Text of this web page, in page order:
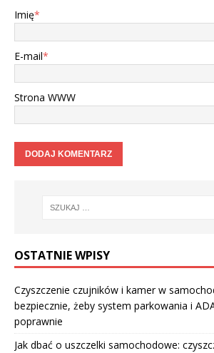
Imię*
E-mail*
Strona WWW
OSTATNIE WPISY
Czyszczenie czujników i kamer w
bezpiecznie, żeby system parkowania i
poprawnie
Jak dbać o uszczelki samochodowe: